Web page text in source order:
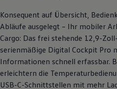
Konsequent auf Übersicht,
Abläufe ausgelegt – Ihr mobiler
Cargo: Das frei stehende 12,9-
serienmäßige Digital Cockpit Pro
Informationen schnell erfassbar.
erleichtern die
USB-C-Schnittstellen mit mehr